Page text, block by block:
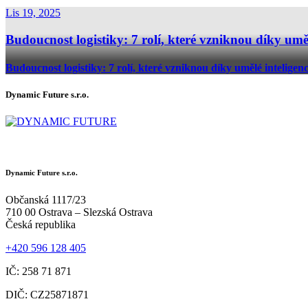
Lis 19, 2025
Budoucnost logistiky: 7 rolí, které vzniknou díky
Budoucnost logistiky: 7 rolí, které vzniknou díky umělé
Dynamic Future s.r.o.
Dynamic Future s.r.o.
Občanská 1117/23
710 00 Ostrava – Slezská Ostrava
Česká republika
+420 596 128 405
IČ: 258 71 871
DIČ: CZ25871871